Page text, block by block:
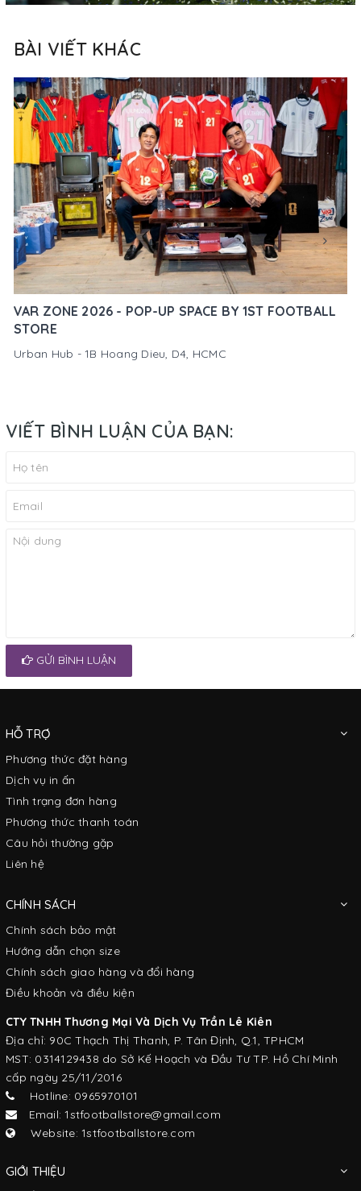
BÀI VIẾT KHÁC
VAR ZONE 2026 - POP-UP SPACE BY 1ST FOOTBALL
STORE
Urban Hub - 1B Hoang Dieu, D4, HCMC
VIẾT BÌNH LUẬN CỦA BẠN:
GỬI BÌNH LUẬN
HỖ TRỢ
Phương thức đặt hàng
Dịch vụ in ấn
Tình trạng đơn hàng
Phương thức thanh toán
Câu hỏi thường gặp
Liên hệ
CHÍNH SÁCH
Chính sách bảo mật
Hướng dẫn chọn size
Chính sách giao hàng và đổi hàng
Điều khoản và điều kiện
CTY TNHH Thương Mại Và Dịch Vụ Trần Lê Kiên
Địa chỉ: 90C Thạch Thị Thanh, P. Tân Định, Q.1, TPHCM
MST: 0314129438 do Sở Kế Hoạch và Đầu Tư TP. Hồ Chí Minh
cấp ngày 25/11/2016
Hotline: 0965970101
Email: 1stfootballstore@gmail.com
Website: 1stfootballstore.com
GIỚI THIỆU